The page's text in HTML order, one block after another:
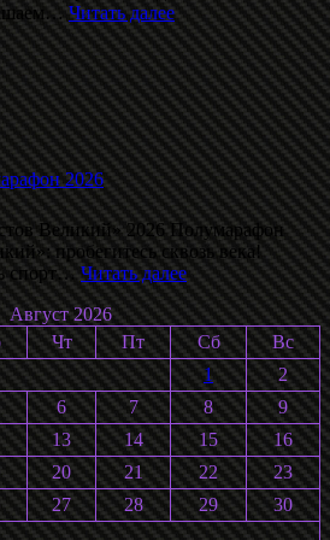
Читать далее:
Даблполлинг
на
лыжероллерах
памяти
С.
Воробьёва
2026
2026
Великий» 2026 Полумарафон
пробегитесь сквозь века!
спорт…Читать далее:
Ростовский
полумарафон
2026
Август 2026
Чт Пт Сб
Вс
1
2
6 7 8
9
13 14 15
16
20 21 22
23
27 28 29
30